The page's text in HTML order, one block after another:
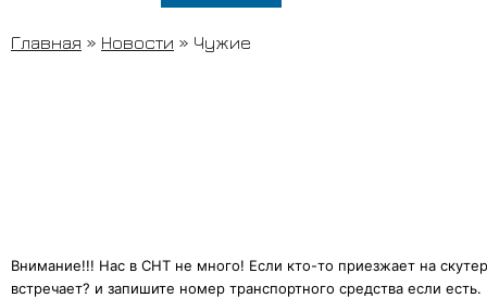
Главная » Новости » Чужие
Внимание!!! Нас в СНТ не много! Если кто-то приезжает на
встречает? и запишите номер транспортного средства если есть.